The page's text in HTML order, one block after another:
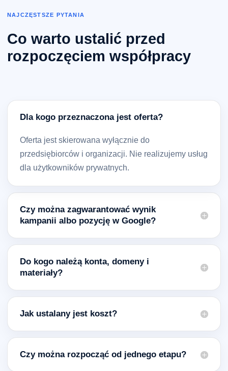
NAJCZĘSTSZE PYTANIA
Co warto ustalić przed
rozpoczęciem współpracy
Dla kogo przeznaczona jest oferta?
Oferta jest skierowana wyłącznie do
przedsiębiorców i organizacji. Nie realizujemy usług
dla użytkowników prywatnych.
Czy można zagwarantować wynik
kampanii albo pozycję w Google?
Do kogo należą konta, domeny i
materiały?
Jak ustalany jest koszt?
Czy można rozpocząć od jednego etapu?